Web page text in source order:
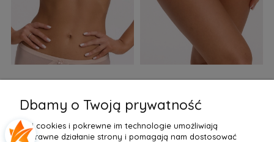
155,99 zł
Do Koszyka »
77,99 zł
Do Koszyka »
Dbamy o Twoją prywatność
Pliki cookies i pokrewne im technologie umożliwiają
poprawne działanie strony i pomagają nam dostosować